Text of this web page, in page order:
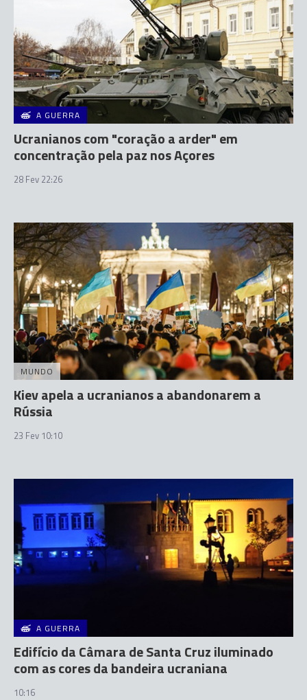
A GUERRA
Ucranianos com "coração a arder" em
concentração pela paz nos Açores
28 Fev 22:26
MUNDO
Kiev apela a ucranianos a abandonarem a
Rússia
23 Fev 10:10
A GUERRA
Edifício da Câmara de Santa Cruz iluminado
com as cores da bandeira ucraniana
10:16